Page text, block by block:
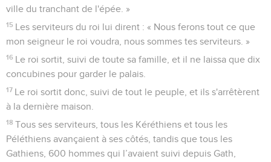
ville du tranchant de l'épée. »
15 Les serviteurs du roi lui dirent : « Nous ferons tout ce que
mon seigneur le roi voudra, nous sommes tes serviteurs. »
16 Le roi sortit, suivi de toute sa famille, et il ne laissa que dix
concubines pour garder le palais.
17 Le roi sortit donc, suivi de tout le peuple, et ils s'arrêtèrent
à la dernière maison.
18 Tous ses serviteurs, tous les Kéréthiens et tous les
Péléthiens avançaient à ses côtés, tandis que tous les
Gathiens, 600 hommes qui l’avaient suivi depuis Gath,